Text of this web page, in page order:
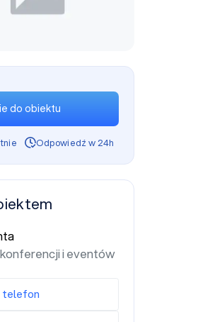
do obiektu
Odpowiedź w 24h
i eventów
telefon